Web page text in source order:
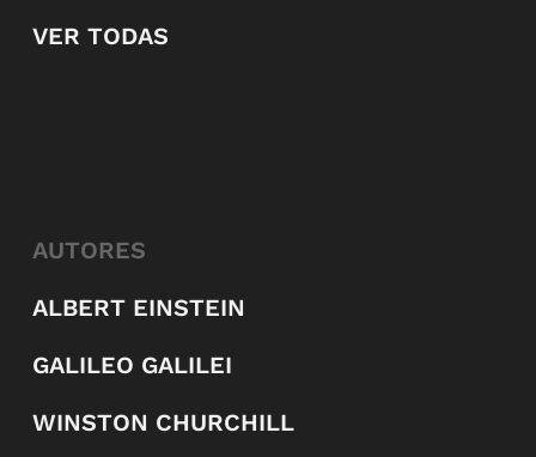
VER TODAS
AUTORES
ALBERT EINSTEIN
GALILEO GALILEI
WINSTON CHURCHILL